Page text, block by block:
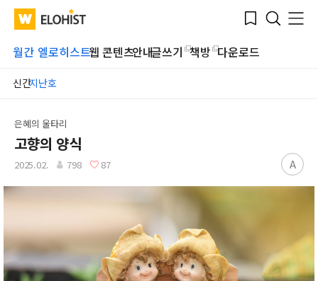
WATV Elohist-
Home
Bookmark
Search
Menu
월간 엘로히스트웹 콘텐츠안내글쓰기 책방 다운로드
신간지난호
Submit
은혜의 울타리
고향의 양식
2025.02. 798 87 A